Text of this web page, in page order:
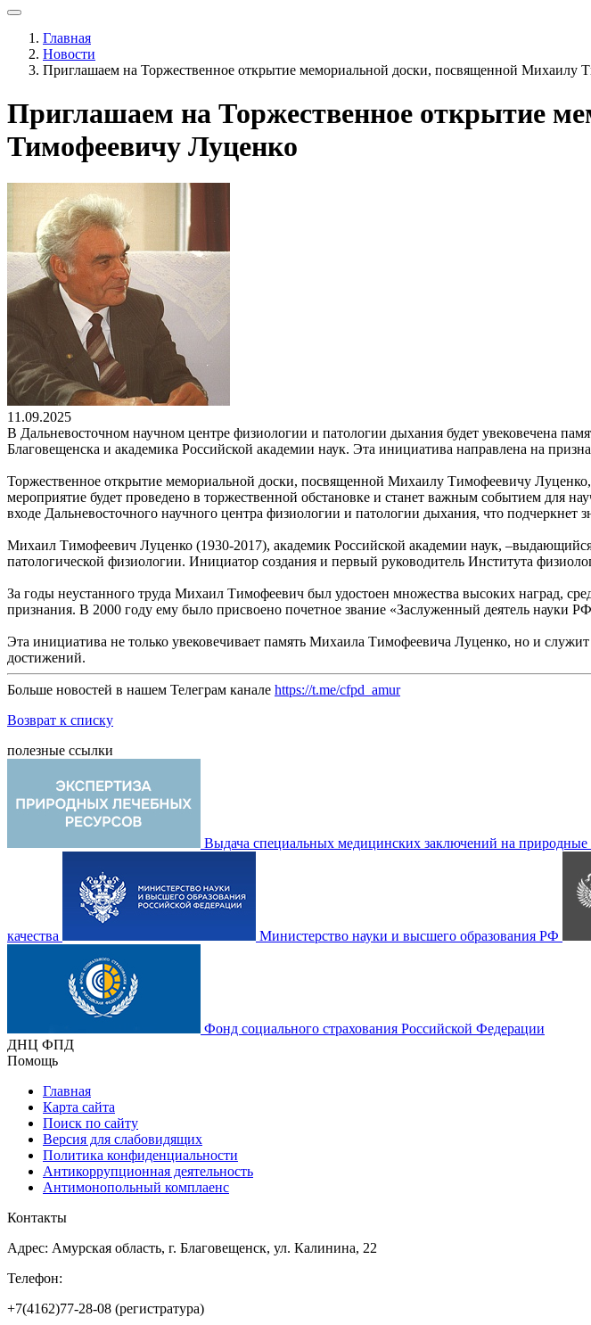
Главная
Новости
Приглашаем на Торжественное открытие мемориальной доски, посвященной Михаилу
Приглашаем на Торжественное открытие
Тимофеевичу Луценко
11.09.2025
В Дальневосточном научном центре физиологии и патологии дыхания будет увековечена
Благовещенска и академика Российской академии наук. Эта инициатива направлена на
Торжественное открытие мемориальной доски, посвященной Михаилу Тимофеевичу Луценко,
мероприятие будет проведено в торжественной обстановке и станет важным событием для
входе Дальневосточного научного центра физиологии и патологии дыхания, что подчеркнет
Михаил Тимофеевич Луценко (1930-2017), академик Российской академии наук,
патологической физиологии. Инициатор создания и первый руководитель Института
За годы неустанного труда Михаил Тимофеевич был удостоен множества высоких наград,
признания. В 2000 году ему было присвоено почетное звание «Заслуженный деятель науки
Эта инициатива не только увековечивает память Михаила Тимофеевича Луценко, но и
достижений.
Больше новостей в нашем Телеграм канале https://t.me/cfpd_amur
Возврат к списку
полезные ссылки
Выдача специальных медицинских заключений на
качества Министерство науки и высшего образования РФ
Фонд социального страхования Российской Федерации
ДНЦ ФПД
Помощь
Главная
Карта сайта
Поиск по сайту
Версия для слабовидящих
Политика конфиденциальности
Антикоррупционная деятельность
Антимонопольный комплаенс
Контакты
Адрес: Амурская область, г. Благовещенск, ул. Калинина, 22
Телефон:
+7(4162)77-28-08 (регистратура)